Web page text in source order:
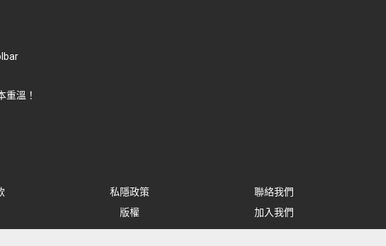
重溫！
私隱政策
聯絡我們
版權 加入我們